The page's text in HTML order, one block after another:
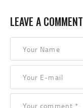
LEAVE A COMMENT